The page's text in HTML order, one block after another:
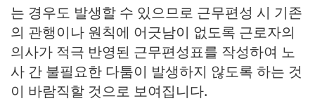
는 경우도 발생할 수 있으므로 근무편성 시 기존
의 관행이나 원칙에 어긋남이 없도록 근로자의
의사가 적극 반영된 근무편성표를 작성하여 노
사 간 불필요한 다툼이 발생하지 않도록 하는 것
이 바람직할 것으로 보여집니다.